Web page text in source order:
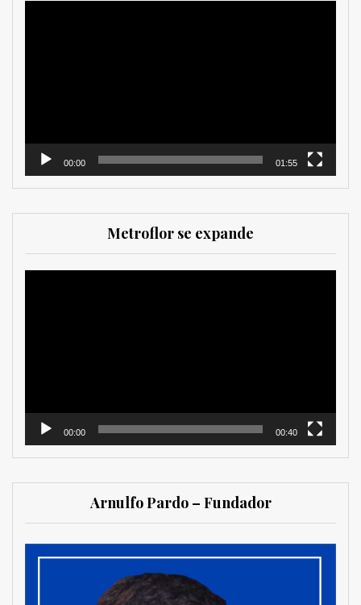
00:00 01:55
Metroflor se expande
00:00 00:40
Arnulfo Pardo – Fundador